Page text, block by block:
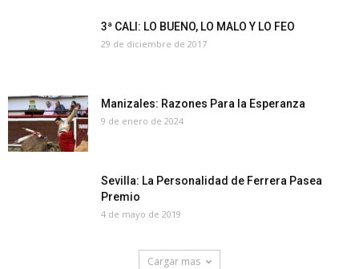
3ª CALI: LO BUENO, LO MALO Y LO FEO
29 de diciembre de 2017
Manizales: Razones Para la Esperanza
9 de enero de 2024
Sevilla: La Personalidad de Ferrera Pasea
Premio
4 de mayo de 2019
Cargar mas